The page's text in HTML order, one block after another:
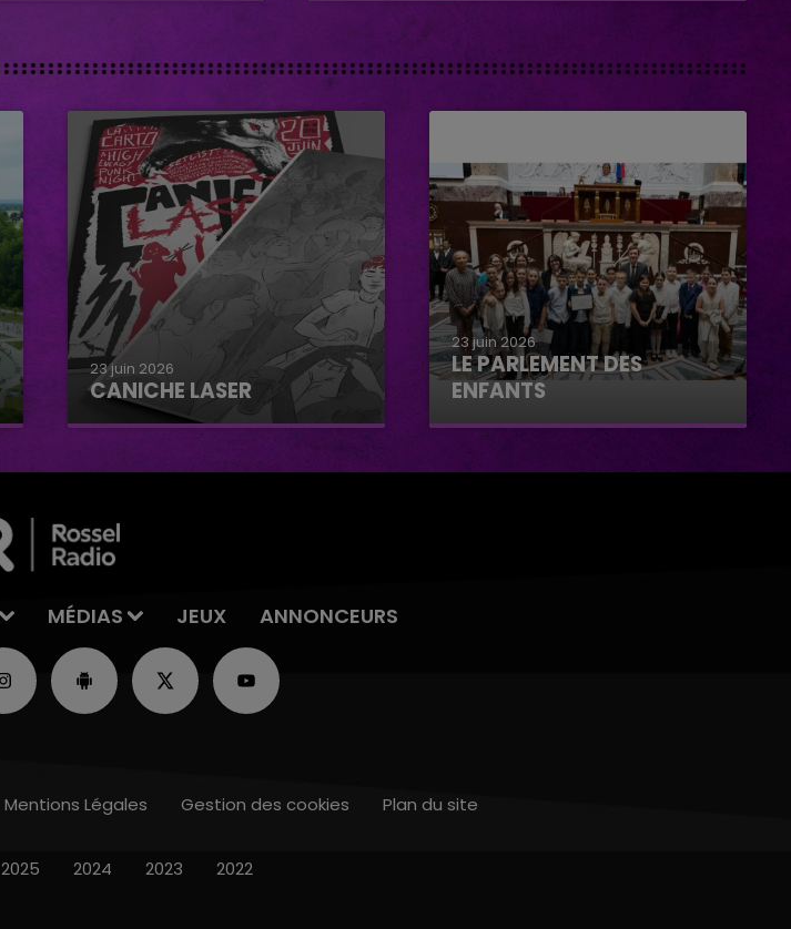
23 juin 2026
CANICHE LASER
Caniche Laser
23 juin 2026
LE PARLEMENT DES
ENFANTS
Le parlement des enfants
MÉDIAS JEUX ANNONCEURS
Mentions Légales Gestion des cookies Plan du site
2025 2024 2023 2022